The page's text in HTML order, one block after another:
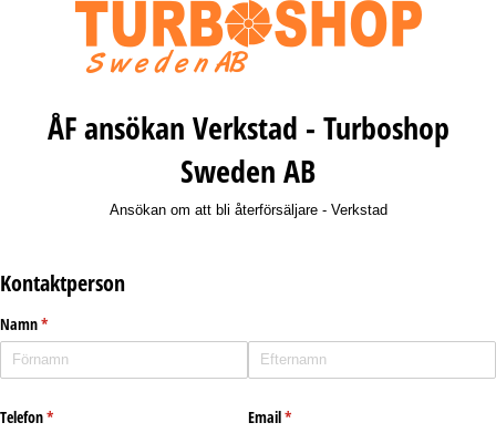
ÅF ansökan Verkstad - Turboshop
Sweden AB
Ansökan om att bli återförsäljare - Verkstad
Kontaktperson
Namn*
(krävs)
Telefon*
(krävs) Email*
(krävs)